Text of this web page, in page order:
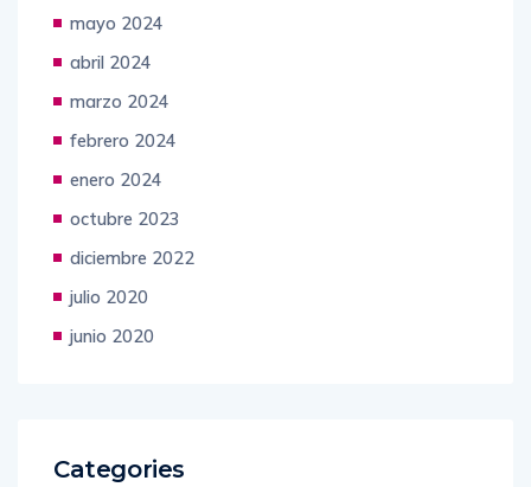
mayo 2024
abril 2024
marzo 2024
febrero 2024
enero 2024
octubre 2023
diciembre 2022
julio 2020
junio 2020
Categories